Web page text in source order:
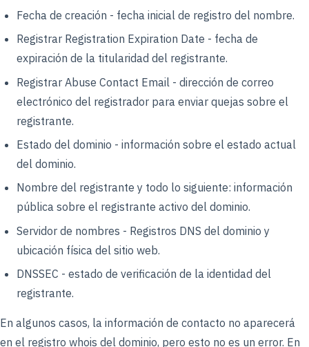
Fecha de creación - fecha inicial de registro del nombre.
Registrar Registration Expiration Date - fecha de
expiración de la titularidad del registrante.
Registrar Abuse Contact Email - dirección de correo
electrónico del registrador para enviar quejas sobre el
registrante.
Estado del dominio - información sobre el estado actual
del dominio.
Nombre del registrante y todo lo siguiente: información
pública sobre el registrante activo del dominio.
Servidor de nombres - Registros DNS del dominio y
ubicación física del sitio web.
DNSSEC - estado de verificación de la identidad del
registrante.
En algunos casos, la información de contacto no aparecerá
en el registro whois del dominio, pero esto no es un error. En